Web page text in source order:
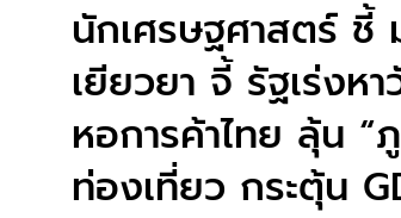
นักเศรษฐศาสตร์ ชี้
เยียวยา จี้ รัฐเร่งห
หอการค้าไทย ลุ้น
ท่องเที่ยว กระตุ้น